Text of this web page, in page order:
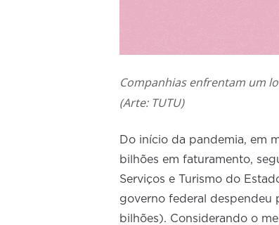
Companhias enfrentam um
(Arte: TUTU)
Do início da pandemia, em
bilhões em faturamento,
Serviços e Turismo do
governo federal despendeu
bilhões). Considerando o